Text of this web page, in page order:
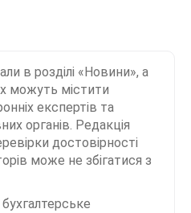
в розділі «Новини», а
можуть містити
експертів та
органів. Редакція
достовірності
може не збігатися з